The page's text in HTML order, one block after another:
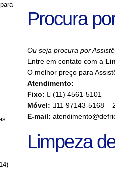
Procura
Ou seja procura por
Entre em contato com a
O melhor preço para
Atendimento:
Fixo:
(11) 4561-5101
Móvel:
11 97143-5168 –
E-mail:
Limpeza